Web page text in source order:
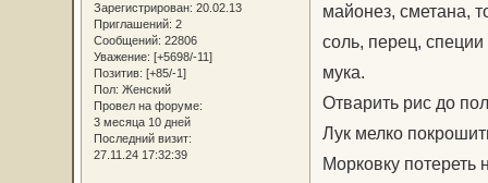
Зарегистрирован: 20.02.13
Приглашений: 2
Сообщений: 22806
Уважение: [+5698/-11]
Позитив: [+85/-1]
Пол: Женский
Провел на форуме:
3 месяца 10 дней
Последний визит:
27.11.24 17:32:39
майонез, сметана,
соль, перец, специи
мука.
Отварить рис до
Лук мелко
Морковку потереть